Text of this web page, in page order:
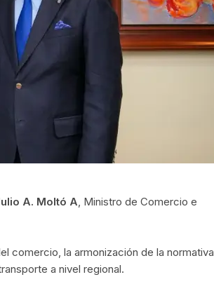
A. Moltó A, Ministro de Comercio e
comercio, la armonización de la normativa
a nivel regional.